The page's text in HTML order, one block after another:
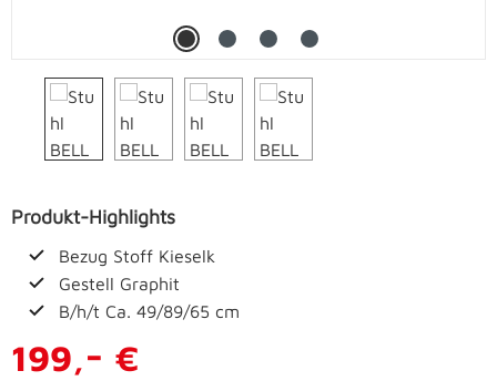
Produkt-Highlights
Bezug Stoff Kieselk
Gestell Graphit
B/h/t Ca. 49/89/65 cm
199,- €